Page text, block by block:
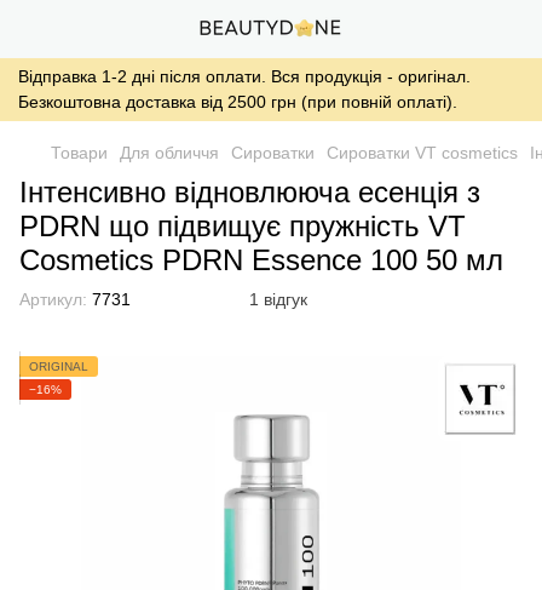
Відправка 1-2 дні після оплати. Вся продукція - оригінал.
Безкоштовна доставка від 2500 грн (при повній оплаті).
Товари Для обличчя Сироватки Сироватки VT cosmetics
Інтенсивно відновлююча есенція з
PDRN що підвищує пружність VT
Cosmetics PDRN Essence 100 50 мл
Артикул: 7731 1 відгук
ORIGINAL
−16%